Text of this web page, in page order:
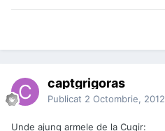
captgrigoras
Publicat 2 Octombrie, 2012
Unde ajung armele de la Cugir: